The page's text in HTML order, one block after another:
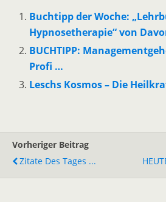
Buchtipp der Woche:
Hypnosetherapie“ von
BUCHTIPP:
Profi …
Leschs Kosmos – Die
Vorheriger Beitrag
Zitate Des Tages ...